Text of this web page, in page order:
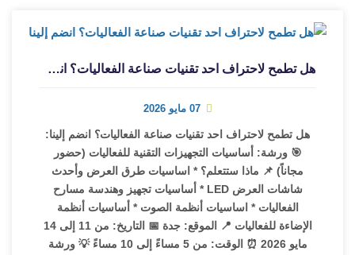
هل تطمح لاحتراف احد تقنيات صناعة الفعاليات؟ انضم إلينا
07 مايو 2026
هل تطمح لاحتراف احد تقنيات صناعة الفعاليات؟ انضم إلينا:
🎯 ورشة: أساسيات التجهيزات التقنية للفعاليات (حضور
مجاناً) 📌 ماذا ستتعلم؟ * اساسيات طرق العرض وأحدث
شاشات العرض LED * أساسيات تجهيز وهندسة مسارح
الفعاليات * اساسيات أنظمة الصوت * أساسيات أنظمة
الإضاءة للفعاليات 📍 الموقع: جدة 📅 التاريخ: من 11 إلى 14
مايو 2026 ⏰ الوقت: من 5 مساءً إلى 10 مساءً 💡 ورشة